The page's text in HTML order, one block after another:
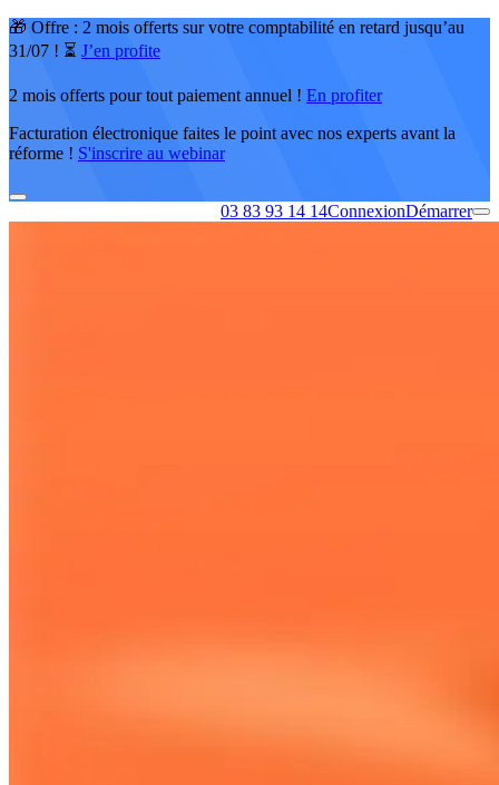
🎁 Offre : 2 mois offerts sur votre comptabilité en retard jusqu’au
31/07 ! ⏳ J’en profite
2 mois offerts pour tout paiement annuel ! En profiter
Facturation électronique faites le point avec nos experts avant la
réforme ! S'inscrire au webinar
03 83 93 14 14ConnexionDémarrer